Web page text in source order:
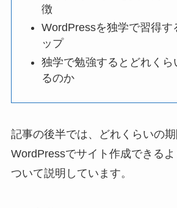
徴
WordPressを独学で習得す
ップ
独学で勉強するとどれくら
るのか
記事の後半では、どれくらいの
WordPressでサイト作成できる
ついて説明しています。